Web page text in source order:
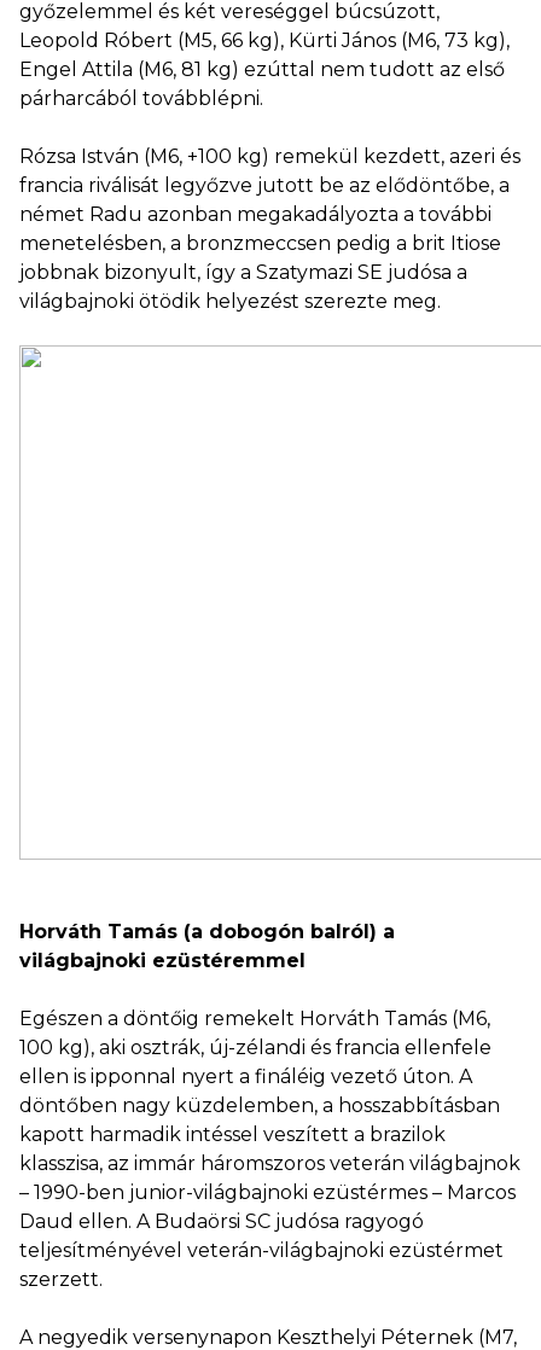
győzelemmel és két vereséggel búcsúzott,
Leopold Róbert (M5, 66 kg), Kürti János (M6, 73 kg),
Engel Attila (M6, 81 kg) ezúttal nem tudott az első
párharcából továbblépni.
Rózsa István (M6, +100 kg) remekül kezdett, azeri és
francia riválisát legyőzve jutott be az elődöntőbe, a
német Radu azonban megakadályozta a további
menetelésben, a bronzmeccsen pedig a brit Itiose
jobbnak bizonyult, így a Szatymazi SE judósa a
világbajnoki ötödik helyezést szerezte meg.
Horváth Tamás (a dobogón balról) a
világbajnoki ezüstéremmel
Egészen a döntőig remekelt Horváth Tamás (M6,
100 kg), aki osztrák, új-zélandi és francia ellenfele
ellen is ipponnal nyert a fináléig vezető úton. A
döntőben nagy küzdelemben, a hosszabbításban
kapott harmadik intéssel veszített a brazilok
klasszisa, az immár háromszoros veterán világbajnok
– 1990-ben junior-világbajnoki ezüstérmes – Marcos
Daud ellen. A Budaörsi SC judósa ragyogó
teljesítményével veterán-világbajnoki ezüstérmet
szerzett.
A negyedik versenynapon Keszthelyi Péternek (M7,